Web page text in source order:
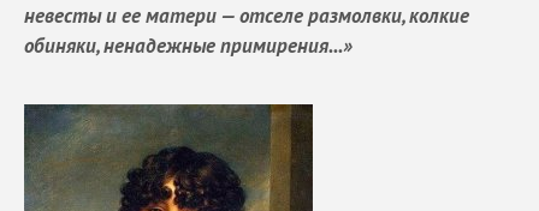
невесты и ее матери — отселе размолвки, колкие
обиняки, ненадежные примирения...»